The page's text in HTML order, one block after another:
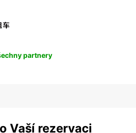
partnery
Vaší rezervaci